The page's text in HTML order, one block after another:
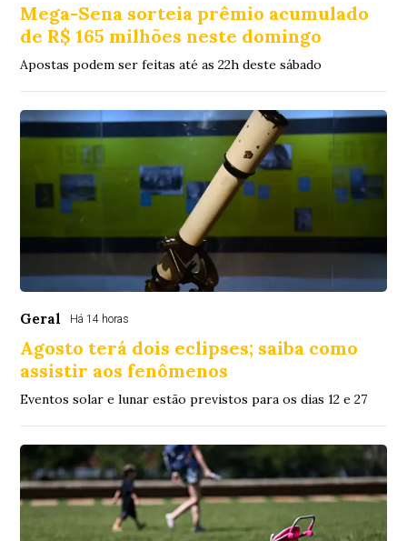
Mega-Sena sorteia prêmio acumulado
de R$ 165 milhões neste domingo
Apostas podem ser feitas até as 22h deste sábado
Geral Há 14 horas
Agosto terá dois eclipses; saiba como
assistir aos fenômenos
Eventos solar e lunar estão previstos para os dias 12 e 27